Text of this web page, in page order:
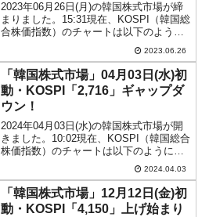
2023年06月26日(月)の韓国株式市場が締
まりました。15:31現在、KOSPI（韓国総
合株価指数）のチャートは以下のように
『Investing.com』より引用）。陽線で締
まりました。KOSPIは「2,582」...
2023.06.26
「韓国株式市場」04月03日(水)初
動・KOSPI「2,716」ギャップダ
ウン！
2024年04月03日(水)の韓国株式市場が開
きました。10:02現在、KOSPI（韓国総合
株価指数）のチャートは以下のようにな
『Investing.com』より引用）。上がらな
きゃ下がる――です。抵抗線を破れなか
った...
2024.04.03
「韓国株式市場」12月12日(金)初
動・KOSPI「4,150」上げ始まり